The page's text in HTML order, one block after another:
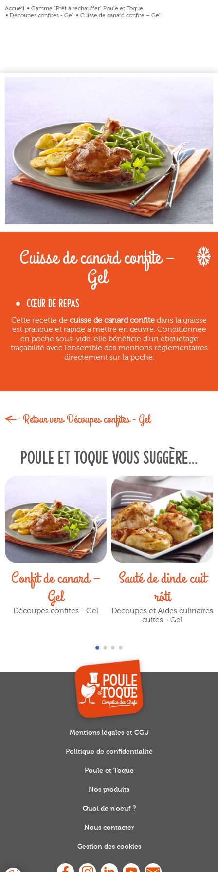
Accueil
Gamme "Prêt à réchauffer" Poule et Toque
Découpes confites - Gel
Cuisse de canard confite – Gel
Cuisse de canard confite –
Gel
CŒUR DE REPAS
Cette recette de cuisse de canard confite dans la graisse
est pratique et rapide à mettre en œuvre. Conditionnée
en poche sous-vide, elle bénéficie d’un étiquetage
traçabilité avec l’ensemble des mentions réglementaires
directement sur la poche.
Retour vers Découpes confites - Gel
Poule et toque vous suggère…
Confit de canard –
Gel
Découpes confites - Gel
Sauté de dinde cuit
rôti
Découpes et Aides culinaires
cuites - Gel
Mentions légales et CGU
Politique de confidentialité
Poule et Toque
Nos produits
Quoi de n'oeuf ?
Nous contacter
Gestion des cookies